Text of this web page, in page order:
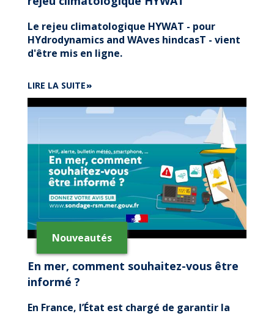
Le rejeu climatologique HYWAT - pour
HYdrodynamics and WAves hindcasT - vient
d'être mis en ligne.
LIRE LA SUITEDE
3
QUESTIONS
MICHAUD
SUR
LE
REJEU
CLIMATOLOGIQUE
HYWAT
Nouveautés
En mer, comment souhaitez-vous être
informé ?
En France, l’État est chargé de garantir la